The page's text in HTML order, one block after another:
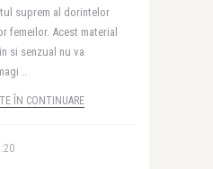
suprem al dorintelor
femeilor. Acest material
si senzual nu va
..
ÎN CONTINUARE